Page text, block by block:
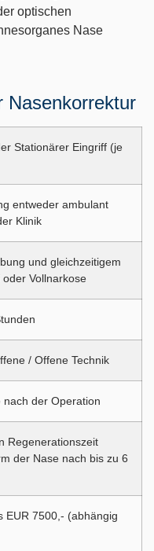
optischen
Nase
Nasenkorrektur
Stationärer Eingriff (je
entweder ambulant
Klinik
und gleichzeitigem
Vollnarkose
/ Offene Technik
nach der Operation
Regenerationszeit
der Nase nach bis zu 6
EUR 7500,- (abhängig